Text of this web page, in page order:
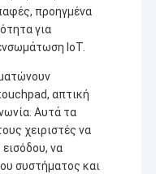
προηγμένα
για
IoT.
απτική
Αυτά τα
χειριστές να
να
συστήματος και